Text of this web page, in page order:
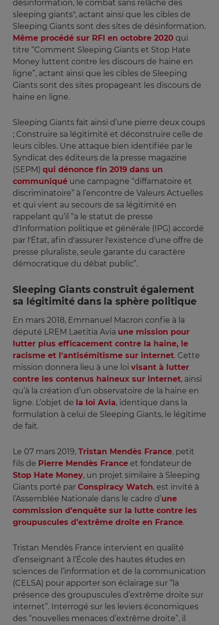
désinformation, le combat sans relâche des
sleeping giants", actant ainsi que les cibles de
Sleeping Giants sont des sites de désinformation.
Même procédé sur RFI en octobre 2020 qui
titre “Comment Sleeping Giants et Stop Hate
Money luttent contre les discours de haine en
ligne”, actant ainsi que les cibles de Sleeping
Giants sont des sites propageant les discours de
haine en ligne.
Sleeping Giants fait ainsi d’une pierre deux coups
; Construire sa légitimité et déconstruire celle de
leurs cibles. Une attaque bien identifiée par le
Syndicat des éditeurs de la presse magazine
(SEPM) qui dénonce fin 2019 dans un
communiqué une campagne “diffamatoire et
discriminatoire” à l’encontre de Valeurs Actuelles
et qui vient au secours de sa légitimité en
rappelant qu’il “a le statut de presse
d'Information politique et générale (IPG) accordé
par l'État, afin d'assurer l'existence d'une offre de
presse pluraliste, seule garante du caractère
démocratique du débat public”.
Sleeping Giants construit également
sa légitimité dans la sphère politique
En mars 2018, Emmanuel Macron confie à la
député LREM Laetitia Avia une mission pour
lutter plus efficacement contre la haine, le
racisme et l'antisémitisme sur internet. Cette
mission donnera lieu à une loi visant à lutter
contre les contenus haineux sur internet, ainsi
qu’à la création d’un observatoire de la haine en
ligne. L’objet de la loi Avia, identique dans la
formulation à celui de Sleeping Giants, le légitime
de fait.
Le 07 mars 2019, Tristan Mendès France, petit
fils de Pierre Mendès France et fondateur de
Stop Hate Money, un projet similaire à Sleeping
Giants porté par Conspiracy Watch, est invité à
l’Assemblée Nationale dans le cadre d’une
commission d’enquête sur la lutte contre les
groupuscules d’extrême droite en France.
Tristan Mendès France intervient en qualité
d’enseignant à l’École des hautes études en
sciences de l’information et de la communication
(CELSA) pour apporter son éclairage sur “la
présence des groupuscules d’extrême droite sur
internet”. Interrogé sur les leviers économiques
des “nouvelles menaces d’extrême droite”, il